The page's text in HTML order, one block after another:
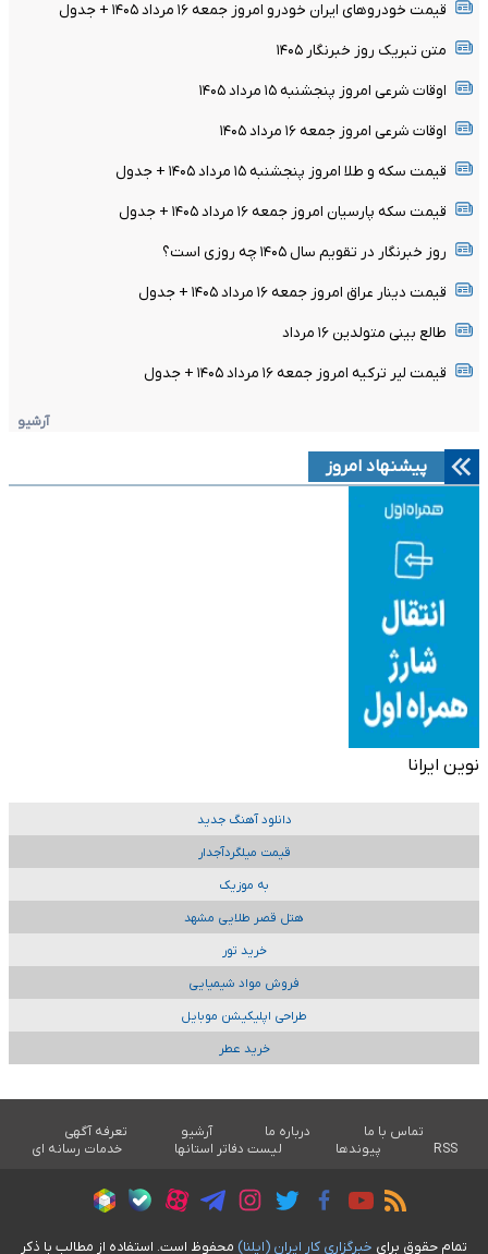
قیمت خودرو‌های ایران خودرو امروز جمعه ۱۶ مرداد ۱۴۰۵ + جدول
متن تبریک روز خبرنگار ۱۴۰۵
اوقات شرعی امروز پنجشنبه ۱۵ مرداد ۱۴۰۵
اوقات شرعی امروز جمعه ۱۶ مرداد ۱۴۰۵
قیمت سکه و طلا امروز پنجشنبه ۱۵ مرداد ۱۴۰۵ + جدول
قیمت سکه پارسیان امروز جمعه ۱۶ مرداد ۱۴۰۵ + جدول
روز خبرنگار در تقویم سال ۱۴۰۵ چه روزی است؟
قیمت دینار عراق امروز جمعه ۱۶ مرداد ۱۴۰۵ + جدول
طالع بینی متولدین ۱۶ مرداد
قیمت لیر ترکیه امروز جمعه ۱۶ مرداد ۱۴۰۵ + جدول
آرشیو
پیشنهاد امروز
نوین ایرانا
دانلود آهنگ جدید
قیمت میلگردآجدار
به موزیک
هتل قصر طلایی مشهد
خرید تور
فروش مواد شیمیایی
طراحی اپلیکیشن موبایل
خرید عطر
تماس با ما درباره ما آرشیو
تعرفه آگهی
RSS
پیوندها لیست دفاتر استانها خدمات رسانه ای
تمام حقوق برای خبرگزاری کار ايران (ايلنا) محفوظ است. استفاده از مطالب با ذکر